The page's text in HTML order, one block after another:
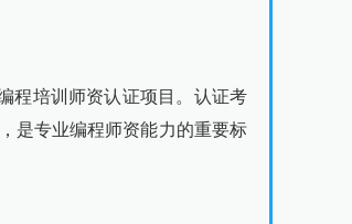
程培训师资认证项目。认证考
是专业编程师资能力的重要标